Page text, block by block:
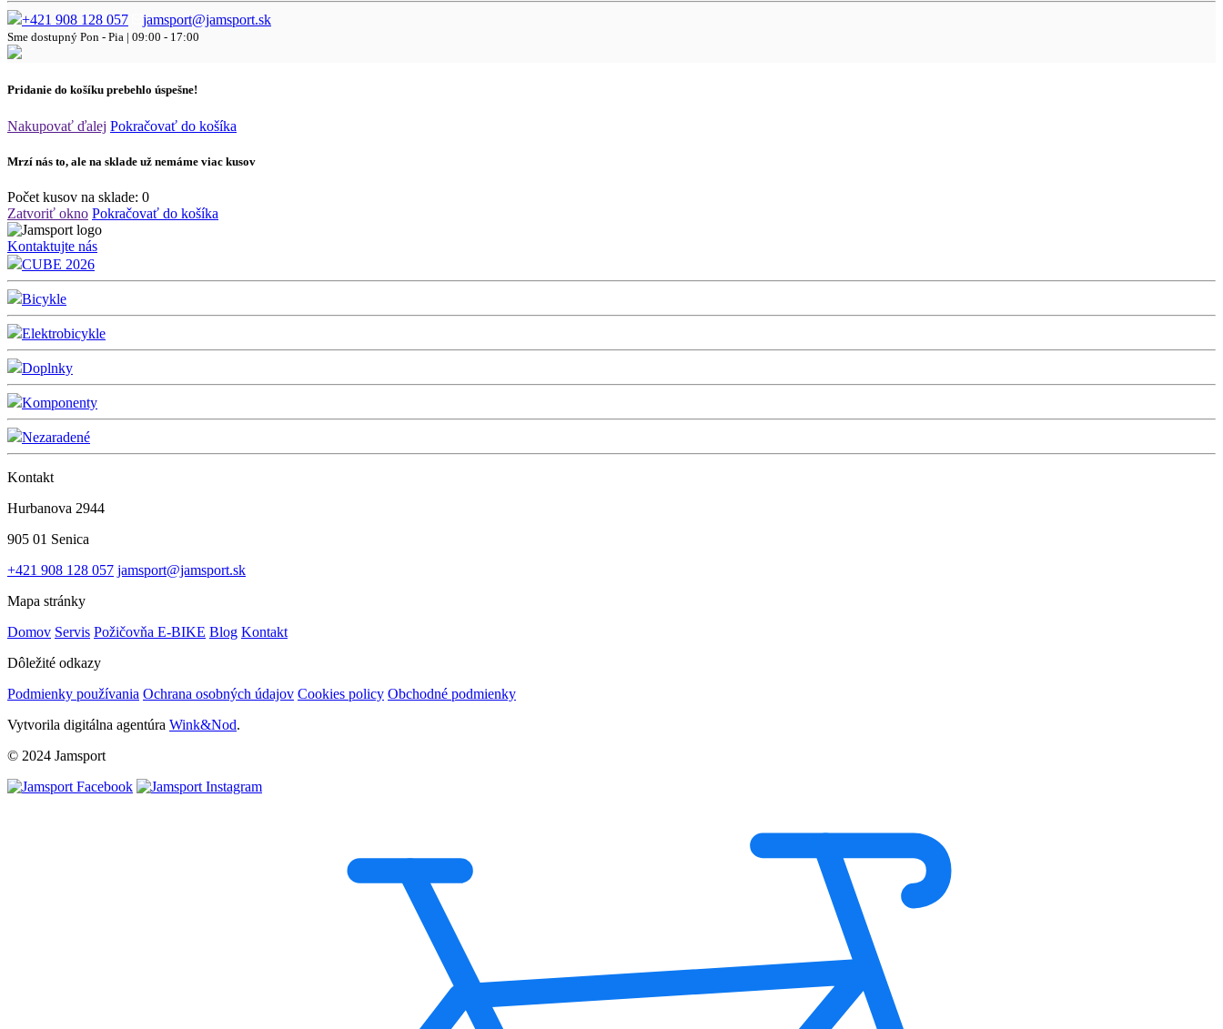
+421 908 128 057 jamsport@jamsport.sk
Sme dostupný Pon - Pia | 09:00 - 17:00
Pridanie do košíku prebehlo úspešne!
Nakupovať ďalej Pokračovať do košíka
Mrzí nás to, ale na sklade už nemáme viac kusov
Počet kusov na sklade: 0
Zatvoriť okno Pokračovať do košíka
Kontaktujte nás
CUBE 2026
Bicykle
Elektrobicykle
Doplnky
Komponenty
Nezaradené
Kontakt
Hurbanova 2944
905 01 Senica
+421 908 128 057 jamsport@jamsport.sk
Mapa stránky
Domov Servis Požičovňa E-BIKE Blog Kontakt
Dôležité odkazy
Podmienky používania Ochrana osobných údajov Cookies policy Obchodné podmienky
Vytvorila digitálna agentúra Wink&Nod.
© 2024 Jamsport